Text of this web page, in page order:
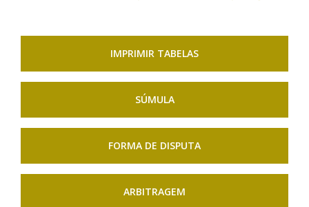
IMPRIMIR TABELAS
SÚMULA
FORMA DE DISPUTA
ARBITRAGEM